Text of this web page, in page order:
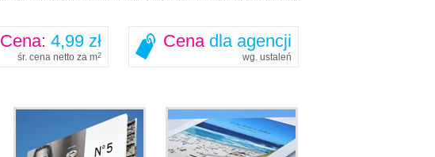
Cena dla agencji
wg. ustaleń
Cena: 4,99 zł
śr. cena netto za m2